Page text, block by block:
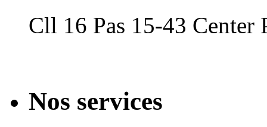
Cll 16 Pas 15-43 Center
Nos services